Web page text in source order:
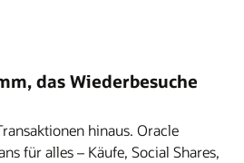
das Wiederbesuche
hinaus. Oracle
für alles – Käufe, Social Shares,